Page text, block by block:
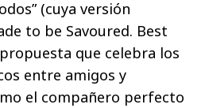
(cuya versión
to be Savoured. Best
que celebra los
entre amigos y
el compañero perfecto